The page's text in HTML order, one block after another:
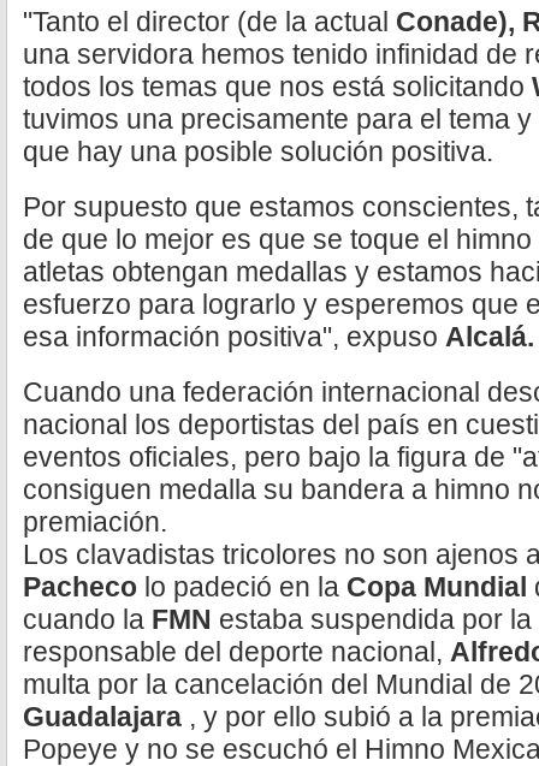
"Tanto el director (de la actual Conade),
una servidora hemos tenido infinidad de
todos los temas que nos está solicitando
tuvimos una precisamente para el tema
que hay una posible solución positiva.
Por supuesto que estamos conscientes,
de que lo mejor es que se toque el
atletas obtengan medallas y estamos
esfuerzo para lograrlo y esperemos que
esa información positiva", expuso Alcalá.
Cuando una federación internacional
nacional los deportistas del país en
eventos oficiales, pero bajo la figura de
consiguen medalla su bandera a himno
premiación.
Los clavadistas tricolores no son ajenos
Pacheco lo padeció en la Copa Mundial
cuando la FMN estaba suspendida por
responsable del deporte nacional,
multa por la cancelación del Mundial de
Guadalajara , y por ello subió a la
Popeye y no se escuchó el Himno